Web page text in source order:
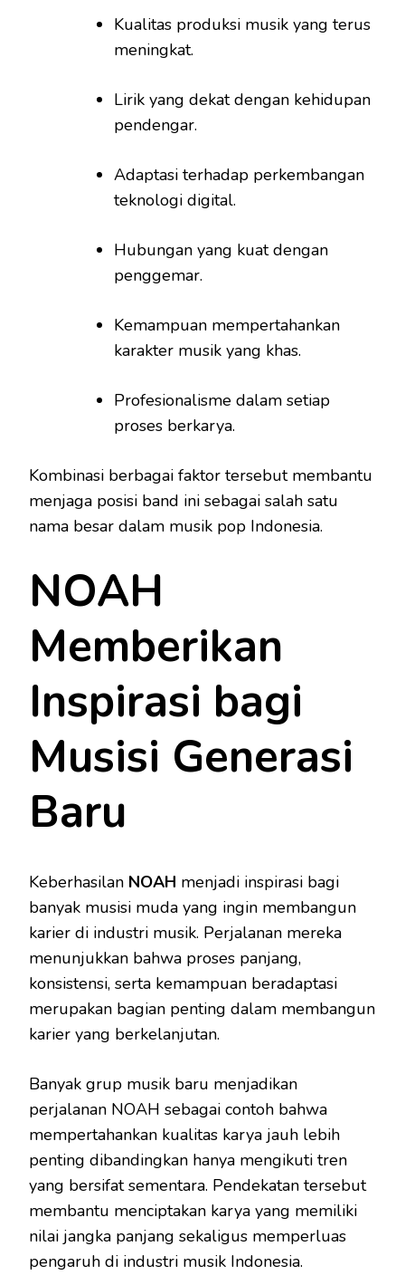
Kualitas produksi musik yang terus
meningkat.
Lirik yang dekat dengan kehidupan
pendengar.
Adaptasi terhadap perkembangan
teknologi digital.
Hubungan yang kuat dengan
penggemar.
Kemampuan mempertahankan
karakter musik yang khas.
Profesionalisme dalam setiap
proses berkarya.
Kombinasi berbagai faktor tersebut membantu
menjaga posisi band ini sebagai salah satu
nama besar dalam musik pop Indonesia.
NOAH
Memberikan
Inspirasi bagi
Musisi Generasi
Baru
Keberhasilan NOAH menjadi inspirasi bagi
banyak musisi muda yang ingin membangun
karier di industri musik. Perjalanan mereka
menunjukkan bahwa proses panjang,
konsistensi, serta kemampuan beradaptasi
merupakan bagian penting dalam membangun
karier yang berkelanjutan.
Banyak grup musik baru menjadikan
perjalanan NOAH sebagai contoh bahwa
mempertahankan kualitas karya jauh lebih
penting dibandingkan hanya mengikuti tren
yang bersifat sementara. Pendekatan tersebut
membantu menciptakan karya yang memiliki
nilai jangka panjang sekaligus memperluas
pengaruh di industri musik Indonesia.